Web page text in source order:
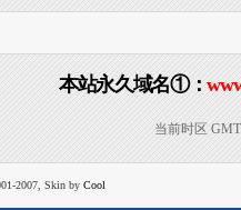
本站永久域名①：
当前时区
2007, Skin by Cool